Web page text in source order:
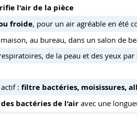
l'air de la pièce
froide, pour un air agréable en été
au bureau, dans un salon de
de la peau et des yeux
: filtre bactéries, moisissures,
bactéries de l'air avec une